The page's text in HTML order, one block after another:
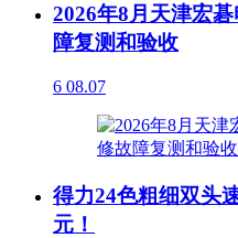
2026年8月天津宏
障复测和验收
6 08.07
得力24色粗细双头
元！